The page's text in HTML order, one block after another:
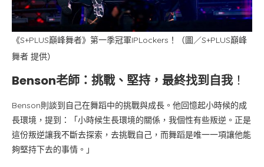
《S+PLUS巔峰舞者》第一季冠軍IPLockers！（圖／S+PLUS巔峰
舞者 提供）
Benson老師：挑戰、堅持，最終找到自我 ！
Benson則談到自己在舞蹈中的挑戰與成長。他回憶起小時候的成
長環境，提到：「小時候生長環境的關係，我個性有些叛逆。正是
這份叛逆讓我不斷去探索，去挑戰自己，而舞蹈是唯一一項讓他能
夠堅持下去的事情。」